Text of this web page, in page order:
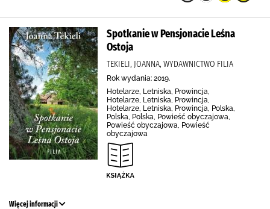
Spotkanie w Pensjonacie Leśna
Ostoja
TEKIELI, JOANNA, WYDAWNICTWO FILIA
Rok wydania: 2019.
Hotelarze, Letniska, Prowincja,
Hotelarze, Letniska, Prowincja,
Hotelarze, Letniska, Prowincja, Polska,
Polska, Polska, Powieść obyczajowa,
Powieść obyczajowa, Powieść
obyczajowa
Więcej informacji